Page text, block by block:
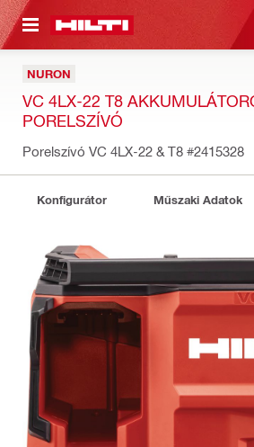
TARTALOMRA
NURON
VC 4LX-22 T8
PORELSZÍVÓ
Porelszívó VC 4LX-22 & T8 #2415328
Konfigurátor Műszaki Adatok